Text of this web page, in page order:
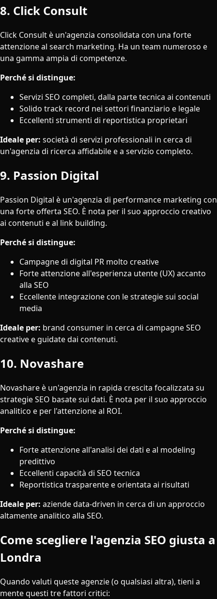
8. Click Consult
Click Consult è un'agenzia consolidata con una forte
attenzione al search marketing. Ha un team numeroso e
una gamma ampia di competenze.
Perché si distingue:
Servizi SEO completi, dalla parte tecnica ai contenuti
Solido track record nei settori finanziario e legale
Eccellenti strumenti di reportistica proprietari
Ideale per: società di servizi professionali in cerca di
un'agenzia di ricerca affidabile e a servizio completo.
9. Passion Digital
Passion Digital è un'agenzia di performance marketing con
una forte offerta SEO. È nota per il suo approccio creativo
ai contenuti e al link building.
Perché si distingue:
Campagne di digital PR molto creative
Forte attenzione all'esperienza utente (UX) accanto
alla SEO
Eccellente integrazione con le strategie sui social
media
Ideale per: brand consumer in cerca di campagne SEO
creative e guidate dai contenuti.
10. Novashare
Novashare è un'agenzia in rapida crescita focalizzata su
strategie SEO basate sui dati. È nota per il suo approccio
analitico e per l'attenzione al ROI.
Perché si distingue:
Forte attenzione all'analisi dei dati e al modeling
predittivo
Eccellenti capacità di SEO tecnica
Reportistica trasparente e orientata ai risultati
Ideale per: aziende data-driven in cerca di un approccio
altamente analitico alla SEO.
Come scegliere l'agenzia SEO giusta a
Londra
Quando valuti queste agenzie (o qualsiasi altra), tieni a
mente questi tre fattori critici: